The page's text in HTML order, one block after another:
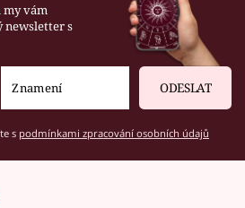
my vám
newsletter s
ODESLAT
s podmínkami zpracování osobních údajů